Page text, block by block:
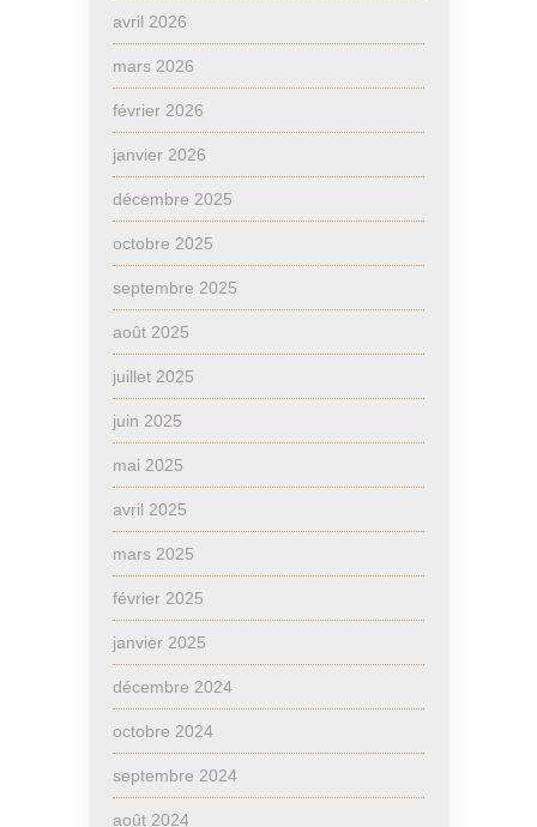
avril 2026
mars 2026
février 2026
janvier 2026
décembre 2025
octobre 2025
septembre 2025
août 2025
juillet 2025
juin 2025
mai 2025
avril 2025
mars 2025
février 2025
janvier 2025
décembre 2024
octobre 2024
septembre 2024
août 2024